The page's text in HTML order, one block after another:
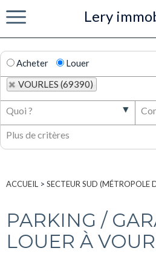
Lery
Acheter
Louer
VOURLES (69390)
ACCUEIL > SECTEUR SUD (MÉTROPOLE
PARKING /
LOUER À